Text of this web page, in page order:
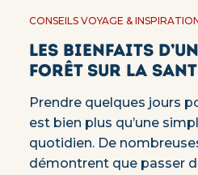
CONSEILS VOYAGE &
Les bienfaits
forêt sur la
Prendre quelques jours
est bien plus qu’une
quotidien. De
démontrent que passer